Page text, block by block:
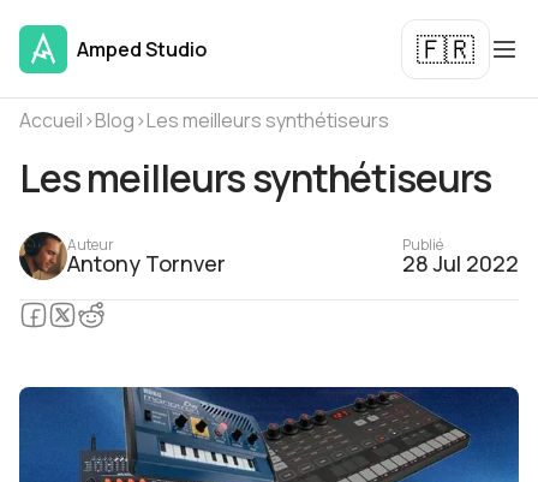
Amped Studio 🇫🇷
Accueil›Blog›Les meilleurs synthétiseurs
Les meilleurs synthétiseurs
Auteur
Antony Tornver
Publié
28 Jul 2022